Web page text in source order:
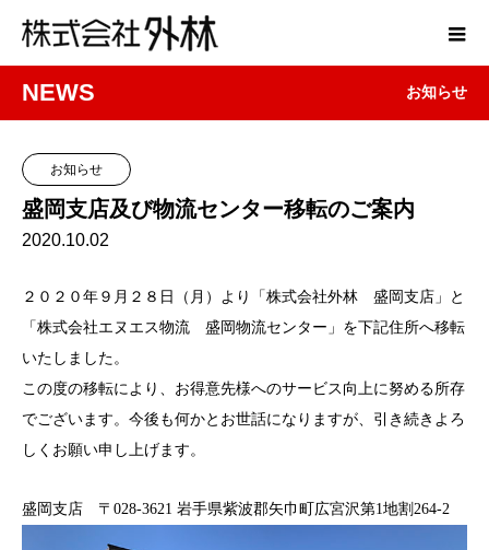
NEWS お知らせ
お知らせ
盛岡支店及び物流センター移転のご案内
2020.10.02
２０２０年９月２８日（月）より「株式会社外林 盛岡支店」と
「株式会社エヌエス物流 盛岡物流センター」を下記住所へ移転
いたしました。
この度の移転により、お得意先様へのサービス向上に努める所存
でございます。今後も何かとお世話になりますが、引き続きよろ
しくお願い申し上げます。
盛岡支店 〒028-3621 岩手県紫波郡矢巾町広宮沢第1地割264-2